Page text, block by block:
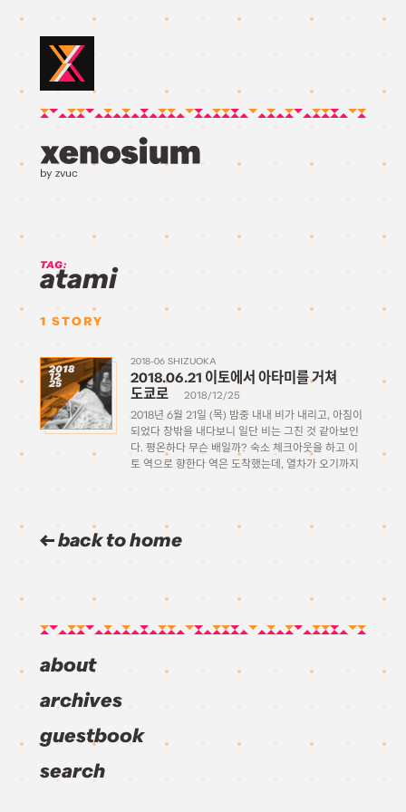
by zvuc
TAG:
atami
1 STORY
2018
12
25
2018-06 SHIZUOKA
2018.06.21 이토에서 아타미를 거쳐
도쿄로
2018/12/25
2018년 6월 21일 (목) 밤중 내내 비가 내리고, 아침이
되었다 창밖을 내다보니 일단 비는 그친 것 같아보인
다. 평온하다 무슨 배일까? 숙소 체크아웃을 하고 이
토 역으로 향한다 역은 도착했는데, 열차가 오기까지
back to home
about
archives
guestbook
search